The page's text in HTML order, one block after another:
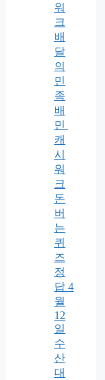
워
크
배
달
의
민
족
배
민
캐
시
워
크
돈
버
는
퀴
즈
정
답 4
월
12
일
수
산
대